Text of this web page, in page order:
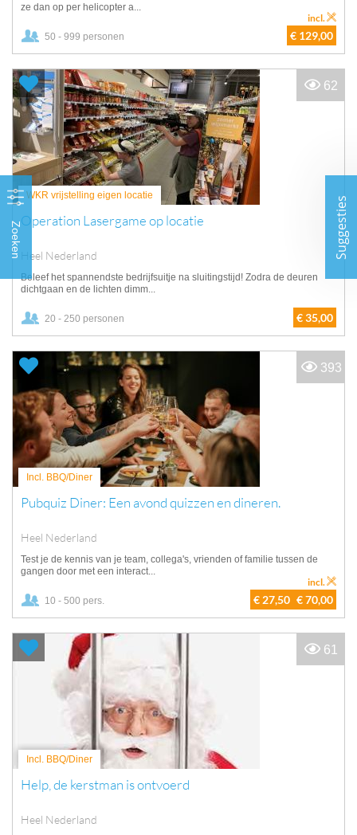
Zoeken
ze dan op per helicopter a...
50 - 999 personen € 129,00
incl.
WKR vrijstelling eigen locatie
Operation Lasergame op locatie
Heel Nederland
Beleef het spannendste bedrijfsuitje na sluitingstijd! Zodra de deuren
dichtgaan en de lichten dimm...
20 - 250 personen € 35,00
62
Incl. BBQ/Diner
Pubquiz Diner: Een avond quizzen en dineren.
Heel Nederland
Test je de kennis van je team, collega's, vrienden of familie tussen de
gangen door met een interact...
10 - 500 pers. € 27,50 € 70,00
incl.
393
Incl. BBQ/Diner
Help, de kerstman is ontvoerd
Heel Nederland
61
Suggesties